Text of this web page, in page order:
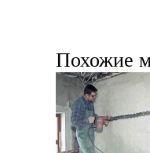
Похожие